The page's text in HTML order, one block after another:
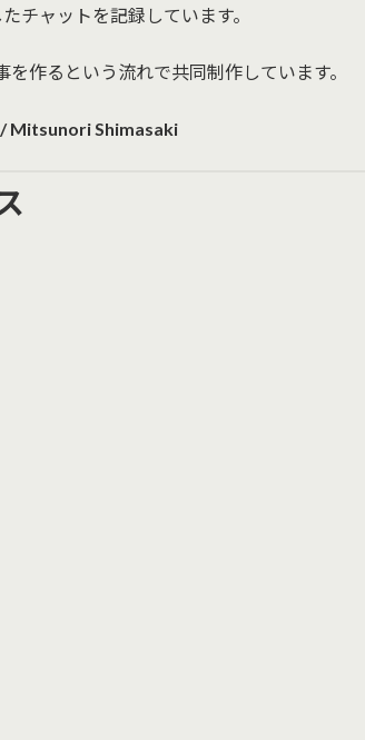
チャットを記録しています。
作るという流れで共同制作しています。
Mitsunori Shimasaki